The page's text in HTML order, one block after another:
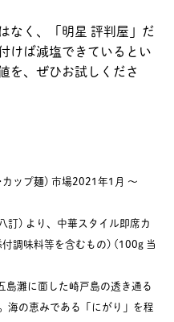
なく、「明星 評判屋」だ
けば減塩できているとい
を、ぜひお試しくださ
ップ麺) 市場2021年1月 ～
) より、中華スタイル即席カ
調味料等を含むもの) (100g 当
灘に面した崎戸島の透き通る
海の恵みである「にがり」を程